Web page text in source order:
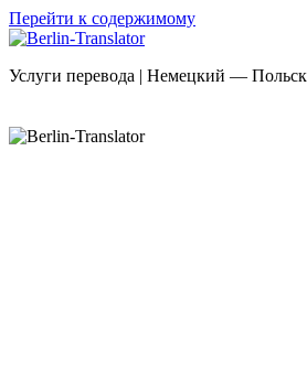
Перейти к содержимому
Услуги перевода | Немецкий —